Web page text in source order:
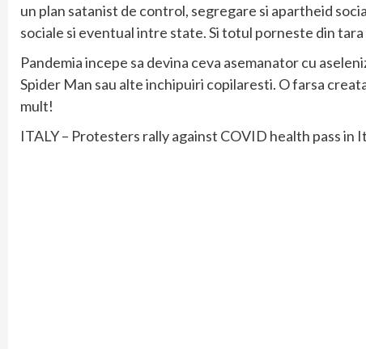
un plan satanist de control, segregare si apartheid
sociale si eventual intre state. Si totul porneste din
Pandemia incepe sa devina ceva asemanator cu
Spider Man sau alte inchipuiri copilaresti. O farsa
mult!
ITALY – Protesters rally against COVID health pass in